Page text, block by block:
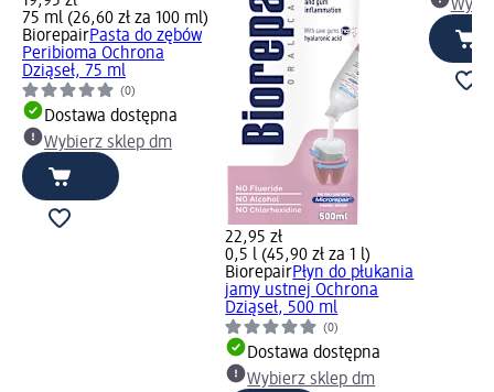
75 ml (26,60 zł za 100 ml)
BiorepairPasta do zębów
Peribioma Ochrona
Dziąseł, 75 ml
(0)
Dostawa dostępna
Wybierz sklep dm
22,95 zł
0,5 l (45,90 zł za 1 l)
BiorepairPłyn do płukania
jamy ustnej Ochrona
Dziąseł, 500 ml
(0)
Dostawa dostępna
Wybierz sklep dm